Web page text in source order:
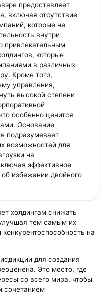
предоставляет
включая отсутствие
которые не
внутри
привлекательным
которые
в различных
Кроме того,
управления,
высокой степени
особенно ценится
Основание
подразумевает
возможностей для
на
эффективное
избежании двойного
холдингам снижать
тем самым их
на
для создания
Это место, где
со всего мира, чтобы
сочетанием